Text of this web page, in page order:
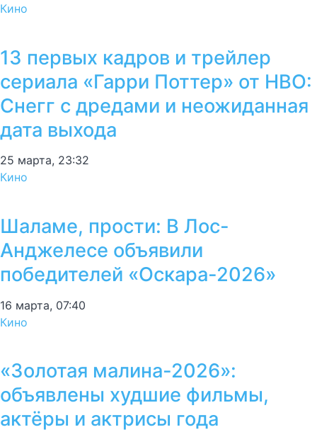
Кино
13 первых кадров и трейлер
сериала «Гарри Поттер» от HBO:
Снегг с дредами и неожиданная
дата выхода
25 марта, 23:32
Кино
Шаламе, прости: В Лос-
Анджелесе объявили
победителей «Оскара-2026»
16 марта, 07:40
Кино
«Золотая малина-2026»:
объявлены худшие фильмы,
актёры и актрисы года